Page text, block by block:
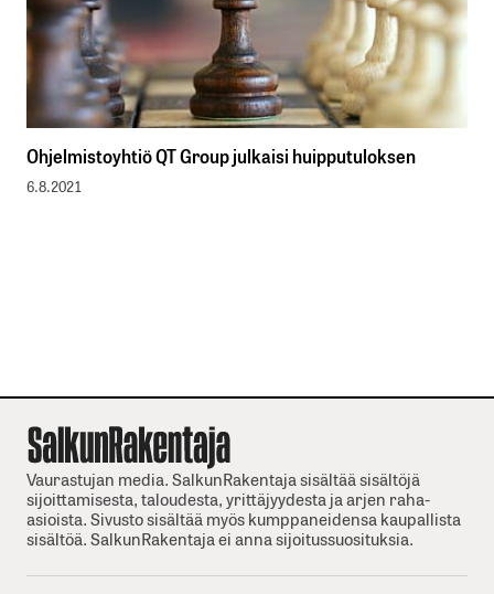
Ohjelmistoyhtiö QT Group julkaisi huipputuloksen
6.8.2021
Vaurastujan media. SalkunRakentaja sisältää sisältöjä
sijoittamisesta, taloudesta, yrittäjyydesta ja arjen raha-
asioista. Sivusto sisältää myös kumppaneidensa kaupallista
sisältöä. SalkunRakentaja ei anna sijoitussuosituksia.